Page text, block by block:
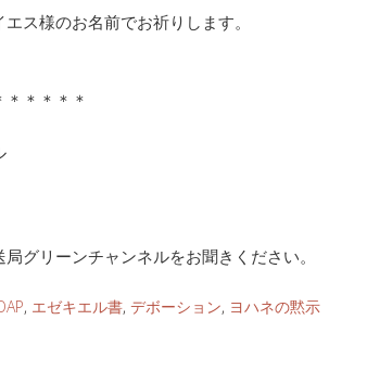
ス様のお名前でお祈りします。
＊＊＊＊
グリーンチャンネルをお聞きください。
, エゼキエル書, デボーション, ヨハネの黙示